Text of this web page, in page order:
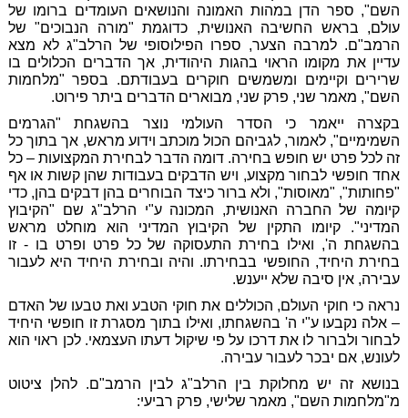
השם", ספר הדן במהות האמונה והנושאים העומדים ברומו של
עולם, בראש החשיבה האנושית, כדוגמת "מורה הנבוכים" של
הרמב"ם. למרבה הצער, ספרו הפילוסופי של הרלב"ג לא מצא
עדיין את מקומו הראוי בהגות היהודית, אך הדברים הכלולים בו
שרירים וקיימים ומשמשים חוקרים בעבודתם. בספר "מלחמות
השם", מאמר שני, פרק שני, מבוארים הדברים ביתר פירוט.
בקצרה ייאמר כי הסדר העולמי נוצר בהשגחת "הגרמים
השמימיים", לאמור, לגביהם הכול מוכתב וידוע מראש, אך בתוך כל
זה לכל פרט יש חופש בחירה. דומה הדבר לבחירת המקצועות – כל
אחד חופשי לבחור מקצוע, ויש הדבקים בעבודות שהן קשות או אף
"פחותות", "מאוסות", ולא ברור כיצד הבוחרים בהן דבקים בהן, כדי
קיומה של החברה האנושית, המכונה ע"י הרלב"ג שם "הקיבוץ
המדיני". קיומו התקין של הקיבוץ המדיני הוא מוחלט מראש
בהשגחת ה', ואילו בחירת התעסוקה של כל פרט ופרט בו - זו
בחירת היחיד, החופשי בבחירתו. והיה ובחירת היחיד היא לעבור
עבירה, אין סיבה שלא ייענש.
נראה כי חוקי העולם, הכוללים את חוקי הטבע ואת טבעו של האדם
– אלה נקבעו ע"י ה' בהשגחתו, ואילו בתוך מסגרת זו חופשי היחיד
לבחור ולברור לו את דרכו על פי שיקול דעתו העצמאי. לכן ראוי הוא
לעונש, אם יבכר לעבור עבירה.
בנושא זה יש מחלוקת בין הרלב"ג לבין הרמב"ם. להלן ציטוט
מ"מלחמות השם", מאמר שלישי, פרק רביעי: